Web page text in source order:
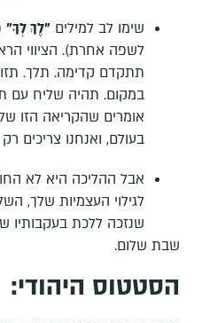
שימו לב למילים "לֶךְ לְךָ"
לשפה אחרת). הציווי
תתקדם קדימה. תלך.
במקום. תהיה שליח עם
אומרים שהקריאה הזו
בעולם, ואנחנו צריכים
אבל ההליכה היא לא
לגילוי העצמיות שלך,
שנזכה ללכת בעקבותיו
שבת שלום.
הסטטוס היהודי: